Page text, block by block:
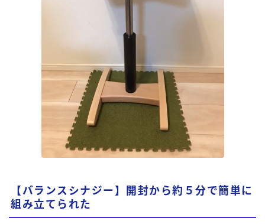
【バランスシナジー】開封から約５分で簡単に
組み立てられた